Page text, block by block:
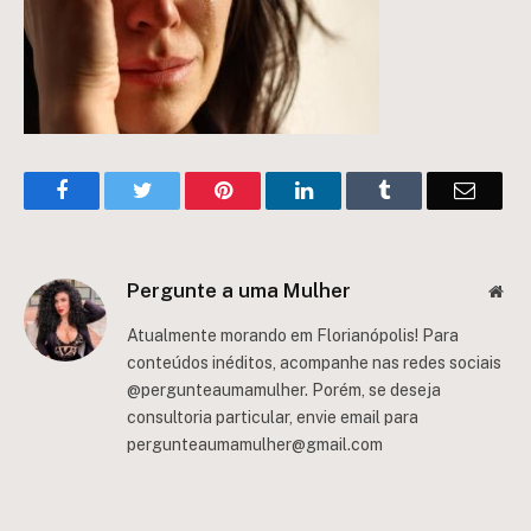
FacebookTwitter Pinterest LinkedInTumblr Email
Pergunte a uma Mulher
Atualmente morando em Florianópolis! Para
conteúdos inéditos, acompanhe nas redes sociais
@pergunteaumamulher. Porém, se deseja
consultoria particular, envie email para
pergunteaumamulher@gmail.com